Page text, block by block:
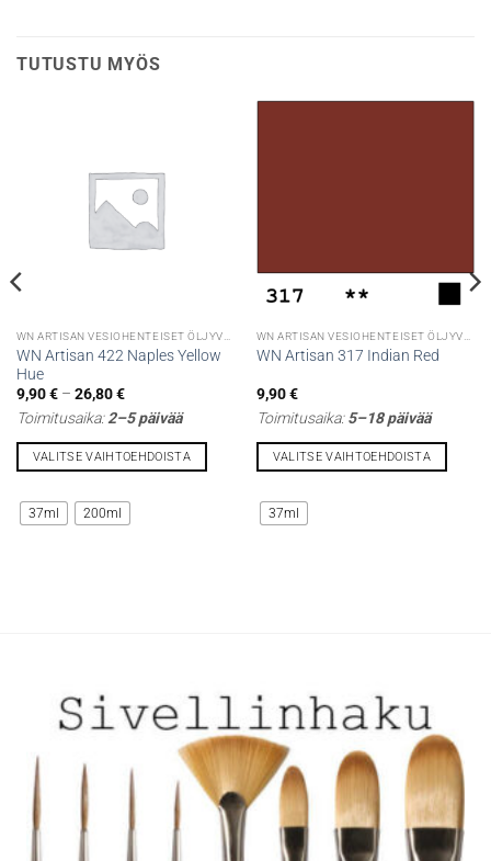
TUTUSTU MYÖS
WN Artisan 422 Naples Yellow
Hue
9,90€ – 26,80€Hintaluokka:
-
Toimitusaika:2–5 päivää
VALITSE VAIHTOEHDOISTA
tuotteella
on
37ml 200ml
WN Artisan 317 Indian Red
9,90€
Toimitusaika:5–18 päivää
VALITSE VAIHTOEHDOISTA
tuotteella
on
37ml